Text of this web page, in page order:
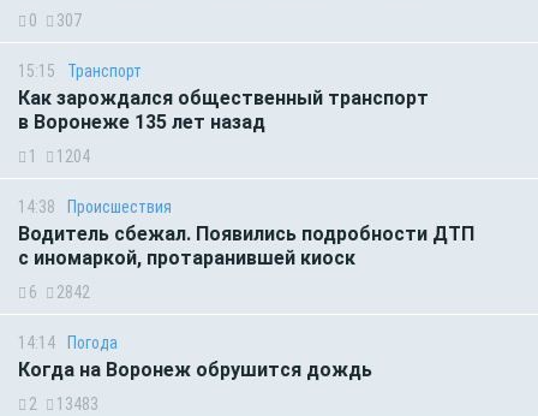
0 307
15:15 Транспорт
Как зарождался общественный транспорт
в Воронеже 135 лет назад
1 1204
14:38 Происшествия
Водитель сбежал. Появились подробности ДТП
с иномаркой, протаранившей киоск
6 2842
14:14 Погода
Когда на Воронеж обрушится дождь
2 13483